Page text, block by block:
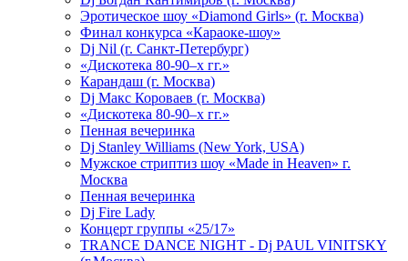
Эротическое шоу «Diamond Girls» (г. Москва)
Финал конкурса «Караоке-шоу»
Dj Nil (г. Санкт-Петербург)
«Дискотека 80-90–х гг.»
Карандаш (г. Москва)
Dj Макс Короваев (г. Москва)
«Дискотека 80-90–х гг.»
Пенная вечеринка
Dj Stanley Williams (New York, USA)
Мужское стриптиз шоу «Made in Heaven» г.
Москва
Пенная вечеринка
Dj Fire Lady
Концерт группы «25/17»
TRANCE DANCE NIGHT - Dj PAUL VINITSKY